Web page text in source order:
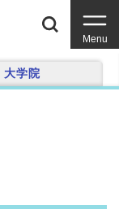
Menu
大学院